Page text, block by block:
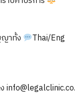
าทั้ง
Thai/Eng